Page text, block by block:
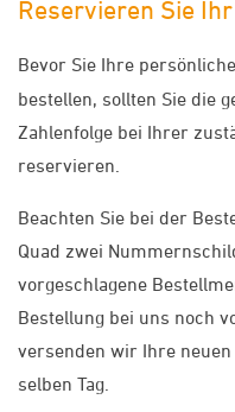
Reservieren Sie
Bevor Sie Ihre
bestellen, sollten Sie die
Zahlenfolge bei Ihrer
reservieren.
Beachten Sie bei der
Quad zwei
vorgeschlagene
Bestellung bei uns noch
versenden wir Ihre
selben Tag.